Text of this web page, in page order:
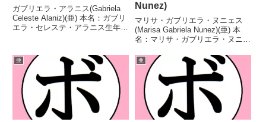
ガブリエラ・アラニス(Gabriela
Celeste Alaniz)(亜) 本名：ガブリ
エラ・セレステ・アラニス生年月
イトル】FABアルゼンチンフライ
級王座WBCラ...
Nunez)
マリサ・ガブリエラ・ヌニェス
(Marisa Gabriela Nunez)(亜) 本
名：マリサ・ガブリエラ・ヌニェ
籍：亜戦績：24戦8勝(1KO)13敗3
分 【獲得タイトル】FABアルゼ
ンチン女子ライト級王...
亜 亜